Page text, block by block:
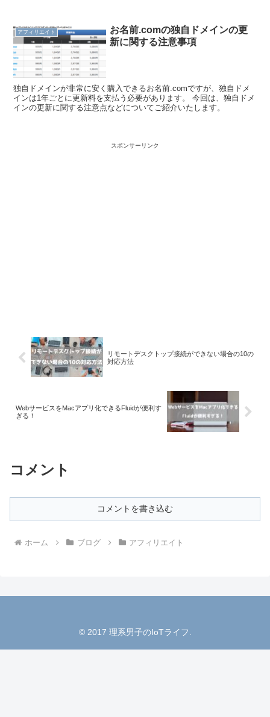
アフィリエイト
お名前.comの独自ドメインの更
新に関する注意事項
独自ドメインが非常に安く購入できるお名前.comですが、独自ドメ
インは1年ごとに更新料を支払う必要があります。 今回は、独自ドメ
インの更新に関する注意点などについてご紹介いたします。
スポンサーリンク
リモートデスクトップ接続ができない場合の10の
対応方法
WebサービスをMacアプリ化できるFluidが便利す
ぎる！
コメント
コメントを書き込む
ホーム ブログ アフィリエイト
© 2017 理系男子のIoTライフ.